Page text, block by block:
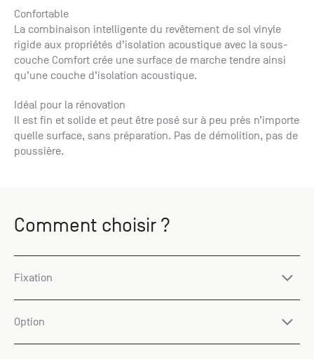
Confortable
La combinaison intelligente du revêtement de sol vinyle
rigide aux propriétés d’isolation acoustique avec la sous-
couche Comfort crée une surface de marche tendre ainsi
qu’une couche d’isolation acoustique.
Idéal pour la rénovation
Il est fin et solide et peut être posé sur à peu près n’importe
quelle surface, sans préparation. Pas de démolition, pas de
poussière.
Comment choisir ?
Fixation
Option